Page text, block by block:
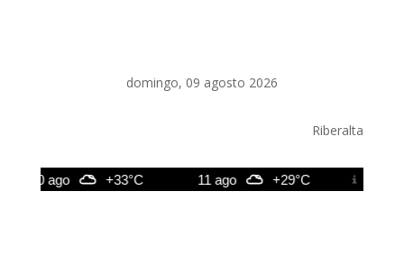
domingo, 09 agosto 2026
Riberalta
10 ago +33°C 11 ago +29°C 12 ago